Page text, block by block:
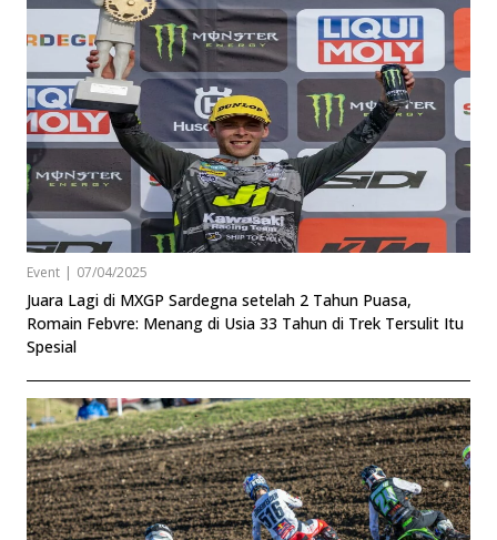
Event | 07/04/2025
Juara Lagi di MXGP Sardegna setelah 2 Tahun Puasa,
Romain Febvre: Menang di Usia 33 Tahun di Trek Tersulit Itu
Spesial